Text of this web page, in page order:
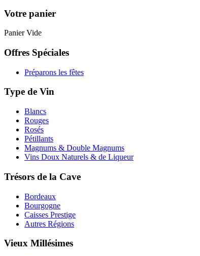
Votre panier
Panier Vide
Offres Spéciales
Préparons les fêtes
Type de Vin
Blancs
Rouges
Rosés
Pétillants
Magnums & Double Magnums
Vins Doux Naturels & de Liqueur
Trésors de la Cave
Bordeaux
Bourgogne
Caisses Prestige
Autres Régions
Vieux Millésimes